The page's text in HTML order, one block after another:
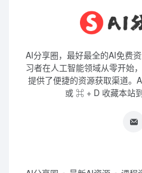
AI分享圈，最好最全的AI免费
习者在人工智能领域从零开始
提供了便捷的资源获取渠道。
或 ⌘ + D 收藏本站